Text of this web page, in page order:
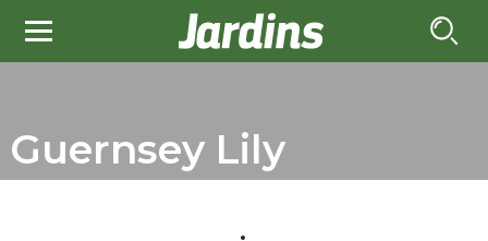
Guernsey Lily